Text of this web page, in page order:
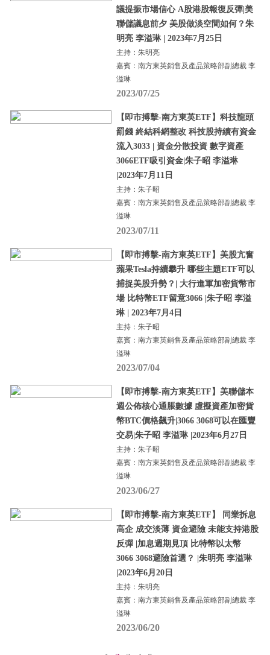
議提振市場信心 A股港股報復反彈|美
聯儲議息前夕 美股做淡空間如何？朱
明亮 李溢琳 | 2023年7月25日
主持：朱明亮
嘉賓：南方東英銷售及產品策略部副總裁 李
溢琳
2023/07/25
【即市搏擊-南方東英ETF】科技龍頭
罰錢 終結科網整改 科技股持續有資金
流入3033 | 資金分散投資 數字資產
3066ETF吸引資金|朱子昭 李溢琳
|2023年7月11日
主持：朱子昭
嘉賓：南方東英銷售及產品策略部副總裁 李
溢琳
2023/07/11
【即市搏擊-南方東英ETF】美股亢奮
蘋果Tesla持續攀升 哪些主題ETF可以
捕捉美股升勢？| 大行進軍加密貨幣市
場 比特幣ETF留意3066 |朱子昭 李溢
琳 | 2023年7月4日
主持：朱子昭
嘉賓：南方東英銷售及產品策略部副總裁 李
溢琳
2023/07/04
【即市搏擊-南方東英ETF】美聯儲本
週公佈核心通脹數據 虛擬資產加密貨
幣BTC價格飆升|3066 3068可以在匯豐
交易|朱子昭 李溢琳 |2023年6月27日
主持：朱子昭
嘉賓：南方東英銷售及產品策略部副總裁 李
溢琳
2023/06/27
【即市搏擊-南方東英ETF】 同業拆息
高企 成交淡薄 資金避險 未能支持港股
反彈 |加息週期見頂 比特幣以太幣
3066 3068避險首選？ |朱明亮 李溢琳
|2023年6月20日
主持：朱明亮
嘉賓：南方東英銷售及產品策略部副總裁 李
溢琳
2023/06/20